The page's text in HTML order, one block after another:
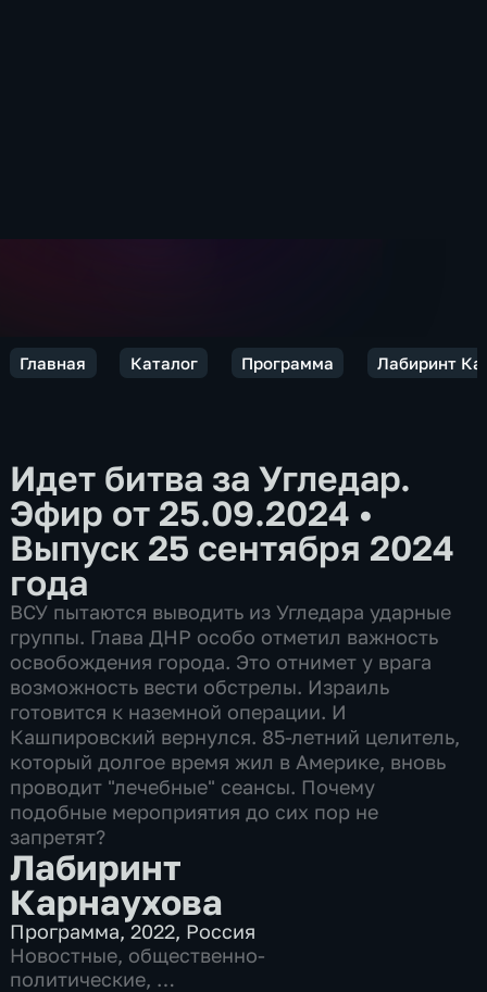
Главная Каталог Программа Лабиринт
Идет битва за Угледар.
Эфир от 25.09.2024 •
Выпуск 25 сентября 2024
года
ВСУ пытаются выводить из Угледара ударные
группы. Глава ДНР особо отметил важность
освобождения города. Это отнимет у врага
возможность вести обстрелы. Израиль
готовится к наземной операции. И
Кашпировский вернулся. 85-летний целитель,
который долгое время жил в Америке, вновь
проводит "лечебные" сеансы. Почему
подобные мероприятия до сих пор не
запретят?
Лабиринт
Карнаухова
Программа,2022, Россия
Новостные, общественно-
политические,